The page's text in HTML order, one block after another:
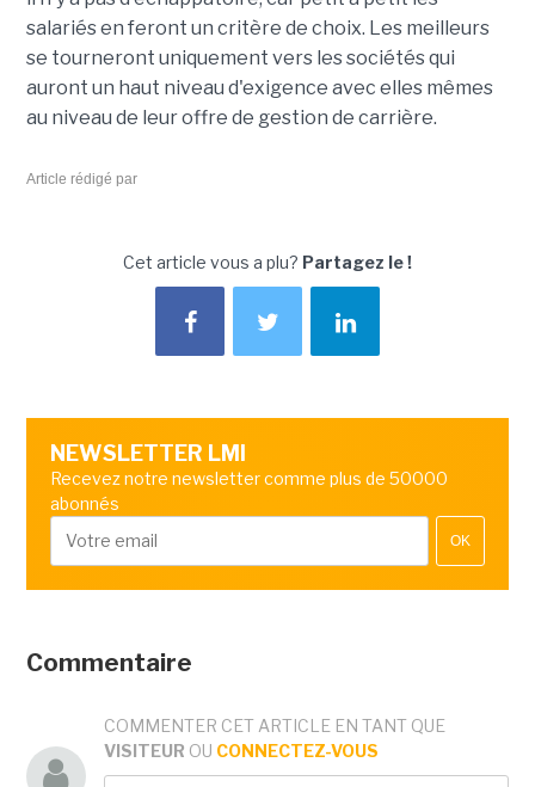
salariés en feront un critère de choix. Les meilleurs
se tourneront uniquement vers les sociétés qui
auront un haut niveau d'exigence avec elles mêmes
au niveau de leur offre de gestion de carrière.
Article rédigé par
Cet article vous a plu? Partagez le !
NEWSLETTER LMI
Recevez notre newsletter comme plus de 50000
abonnés
OK
Commentaire
COMMENTER CET ARTICLE EN TANT QUE
VISITEUR OU CONNECTEZ-VOUS